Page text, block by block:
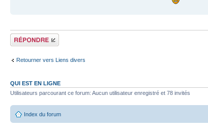
Répondre
Retourner vers Liens divers
QUI EST EN LIGNE
Utilisateurs parcourant ce forum: Aucun utilisateur enregistré et 78 invités
Index du forum